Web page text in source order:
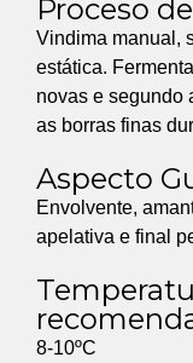
Proceso
Vindima manual,
estática.
novas e segundo
as borras finas
Aspecto
Envolvente,
apelativa e final
8-10ºC